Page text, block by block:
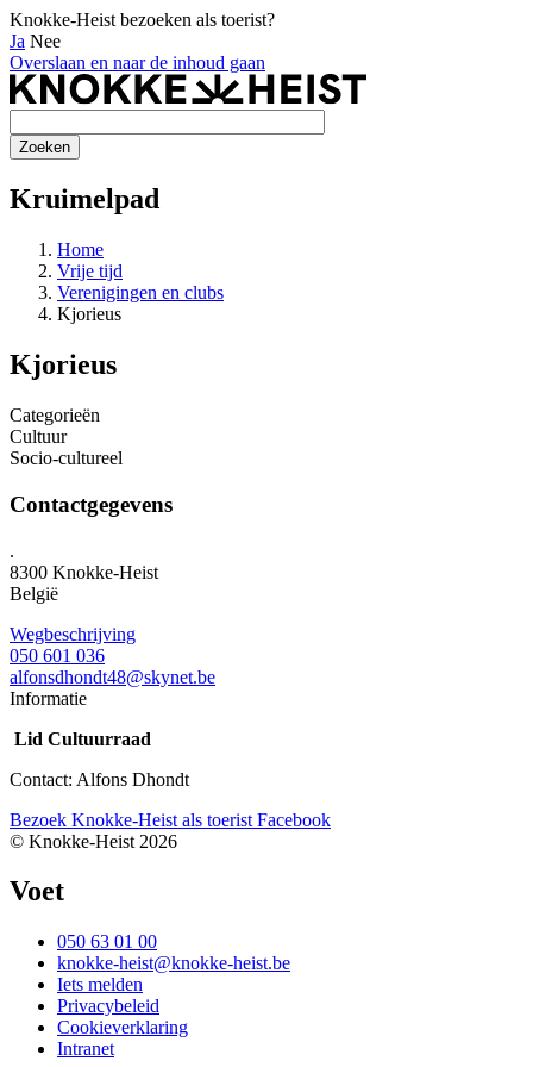
Knokke-Heist bezoeken als toerist?
Ja Nee
Overslaan en naar de inhoud gaan
Kruimelpad
Home
Vrije tijd
Verenigingen en clubs
Kjorieus
Kjorieus
Categorieën
Cultuur
Socio-cultureel
Contactgegevens
.
8300 Knokke-Heist
België
Wegbeschrijving
050 601 036
alfonsdhondt48@skynet.be
Informatie
Lid Cultuurraad
Contact: Alfons Dhondt
Bezoek Knokke-Heist als toerist Facebook
© Knokke-Heist 2026
Voet
050 63 01 00
knokke-heist@knokke-heist.be
Iets melden
Privacybeleid
Cookieverklaring
Intranet